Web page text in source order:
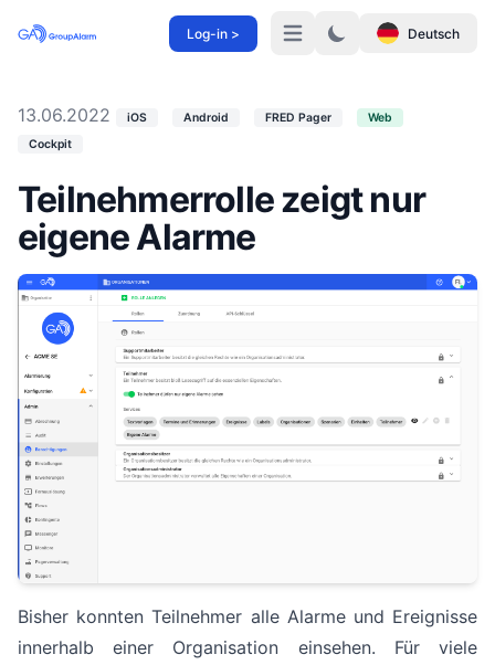
Log-in > Menü Deutsch
13.06.2022 iOS Android FRED Pager
Web
Cockpit
Teilnehmerrolle zeigt nur
eigene Alarme
Bisher konnten Teilnehmer alle Alarme und Ereignisse
innerhalb einer Organisation einsehen. Für viele